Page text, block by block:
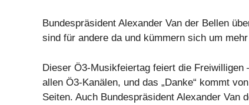
Bundespräsident Alexander Van der Bellen
sind für andere da und kümmern sich um
Dieser Ö3-Musikfeiertag feiert die Freiwilligen
allen Ö3-Kanälen, und das „Danke“ kommt
Seiten. Auch Bundespräsident Alexander Van